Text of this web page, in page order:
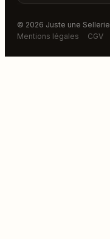
© 2026 Juste une Sellerie
Mentions légales
CGV